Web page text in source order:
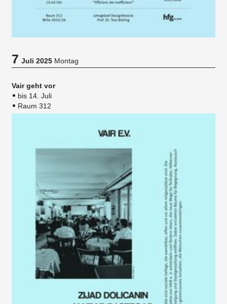
7Juli 2025 Montag
Vair geht vor
bis 14. Juli
Raum 312